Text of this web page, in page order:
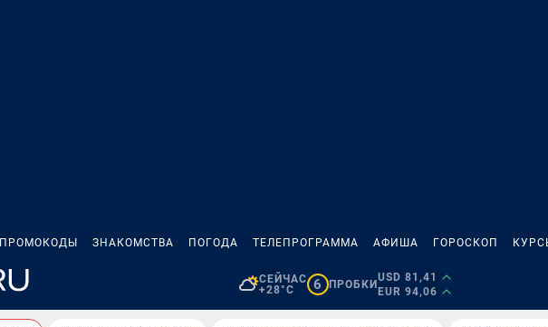
ПРОМОКОДЫ ЗНАКОМСТВА ПОГОДА ТЕЛЕПРОГРАММА АФИША ГОРОСКОП
СЕЙЧАС
+28°C
6 ПРОБКИ
USD 81,41
EUR 94,06